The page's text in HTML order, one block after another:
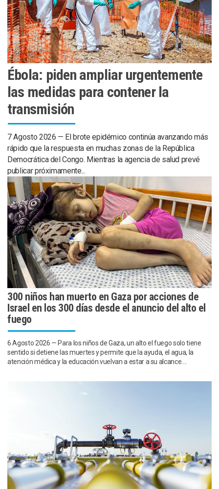
Ébola: piden ampliar urgentemente
las medidas para contener la
transmisión
7 Agosto 2026 — El brote epidémico continúa avanzando más
rápido que la respuesta en muchas zonas de la República
Democrática del Congo. Mientras la agencia de salud prevé
publicar próximamente...
300 niños han muerto en Gaza por acciones de
Israel en los 300 días desde el anuncio del alto el
fuego
6 Agosto 2026 — Para los niños de Gaza, un alto el fuego solo tiene
sentido si detiene las muertes y permite que la ayuda, el agua, la
atención médica y la educación vuelvan a estar a su alcance....